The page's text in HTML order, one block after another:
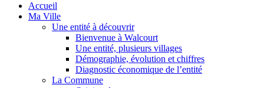
Accueil
Ma Ville
Une entité à découvrir
Bienvenue à Walcourt
Une entité, plusieurs villages
Démographie, évolution et chiffres
Diagnostic économique de l’entité
La Commune